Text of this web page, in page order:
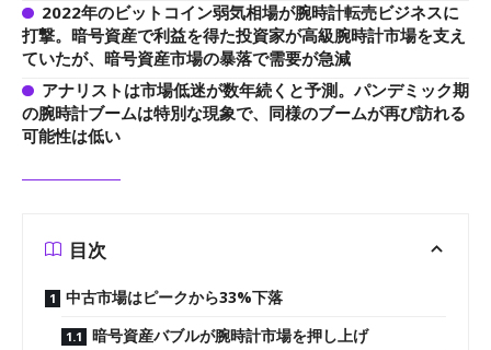
2022年のビットコイン弱気相場が腕時計転売ビジネスに
打撃。暗号資産で利益を得た投資家が高級腕時計市場を支え
ていたが、暗号資産市場の暴落で需要が急減
アナリストは市場低迷が数年続くと予測。パンデミック期
の腕時計ブームは特別な現象で、同様のブームが再び訪れる
可能性は低い
目次
中古市場はピークから33%下落
暗号資産バブルが腕時計市場を押し上げ